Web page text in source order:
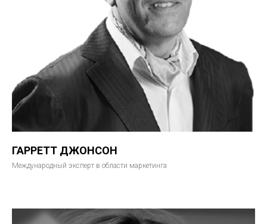
ГАРРЕТТ ДЖОНСОН
Международный эксперт в области маркетинга